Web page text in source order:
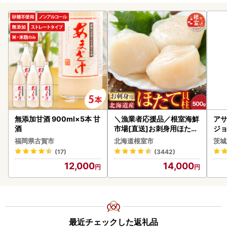
無添加甘酒 900ml×5本 甘
酒
福岡県古賀市
(17)
12,000
＼漁業者応援品／根室海鮮
市場[直送]お刺身用ほたて
貝柱500g A-28002
北海道根室市
(3442)
14,000
ア
ジ
(1ケース)
ビ
茨
最近チェックした返礼品